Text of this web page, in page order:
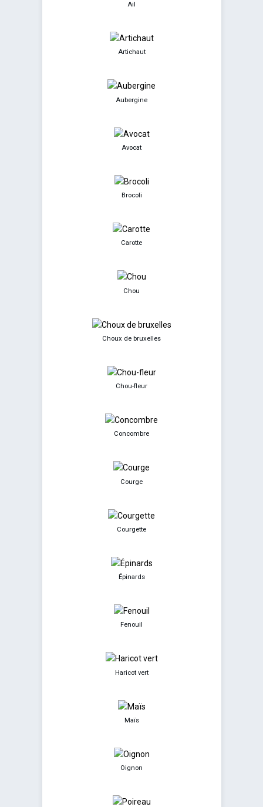
Ail
Artichaut
Aubergine
Avocat
Brocoli
Carotte
Chou
Choux de bruxelles
Chou-fleur
Concombre
Courge
Courgette
Épinards
Fenouil
Haricot vert
Maïs
Oignon